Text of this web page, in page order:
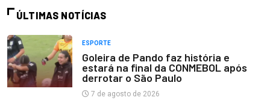
ÚLTIMAS NOTÍCIAS
ESPORTE
Goleira de Pando faz história e
estará na final da CONMEBOL após
derrotar o São Paulo
7 de agosto de 2026